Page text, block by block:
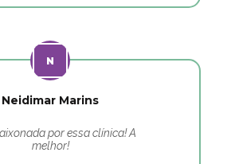
Neidimar Marins
por essa clínica! A
melhor!